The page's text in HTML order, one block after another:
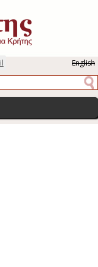
English